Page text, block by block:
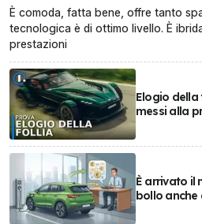
È comoda, fatta bene, offre tanto
tecnologica è di ottimo livello. È
prestazioni
Elogio
messi alla
È arrivato il
bollo